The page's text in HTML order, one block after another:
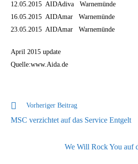
12.05.2015 AIDAdiva Warnemünde
16.05.2015 AIDAmar Warnemünde
23.05.2015 AIDAmar Warnemünde
April 2015 update
Quelle:www.Aida.de
Weitere
ansehen
Vorheriger Beitrag
MSC verzichtet auf das Service Entgelt
We Will Rock You auf